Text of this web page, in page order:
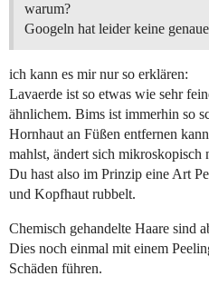
warum?
Googeln hat leider keine
ich kann es mir nur so erklären:
Lavaerde ist so etwas wie sehr
ähnlichem. Bims ist immerhin so
Hornhaut an Füßen entfernen
mahlst, ändert sich mikroskopisch
Du hast also im Prinzip eine Art
und Kopfhaut rubbelt.
Chemisch gehandelte Haare sind
Dies noch einmal mit einem
Schäden führen.